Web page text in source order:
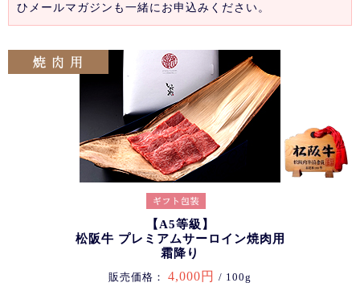
ひメールマガジンも一緒にお申込みください。
【A5等級】
松阪牛 プレミアムサーロイン焼肉用
霜降り
販売価格： 4,000円 / 100g